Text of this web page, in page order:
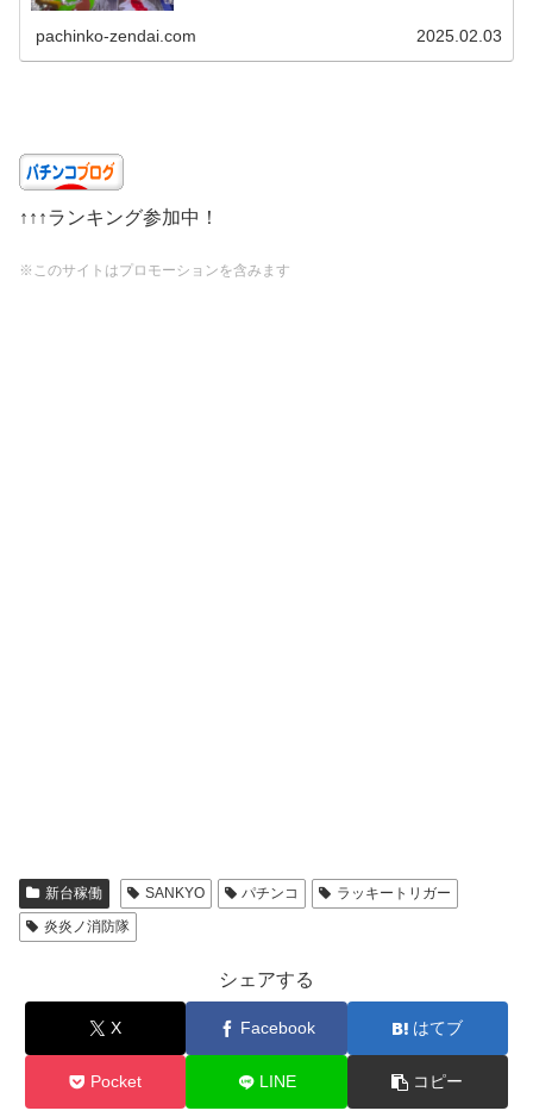
pachinko-zendai.com 2025.02.03
↑↑↑ランキング参加中！
※このサイトはプロモーションを含みます
新台稼働 SANKYO パチンコ
ラッキートリガー
炎炎ノ消防隊
シェアする
X Facebook はてブ
Pocket LINE コピー